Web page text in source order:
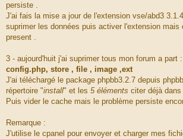
persiste .
J'ai fais la mise a jour de l'extension vse/abd3
suprimer les données puis activer l'extension mais
present .
3 - aujourd'huit j'ai suprimer tous mon forum a part :
config.php, store , file , image ,ext
J'ai téléchargé le package phpbb3.2.7 depuis
répertoire "install" et les 5 éléments citer déjà
Puis vider le cache mais le problème persiste
Remarque :
J'utilise le cpanel pour envoyer et charger mes